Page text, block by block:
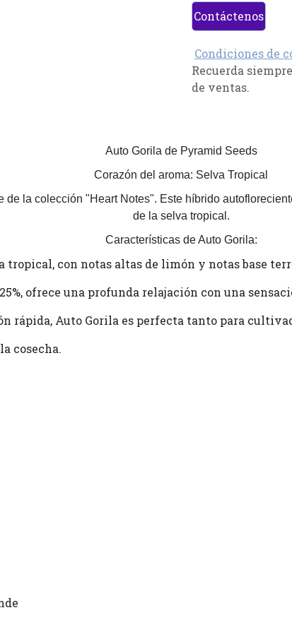
Contáctenos
Condiciones de
Recuerda
de ventas.
Auto Gorila de Pyramid Seeds
Corazón del aroma: Selva Tropical
de la colección "Heart Notes". Este híbrido
de la selva tropical.
Características de Auto Gorila:
tropical, con notas altas de limón y notas base
ofrece una profunda relajación con una
rápida, Auto Gorila es perfecta tanto para
cosecha.